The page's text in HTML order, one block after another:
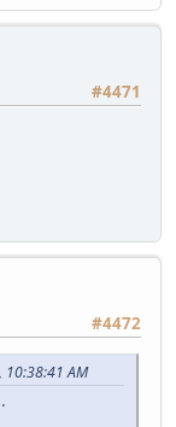
#4471
#4472
10:38:41 AM